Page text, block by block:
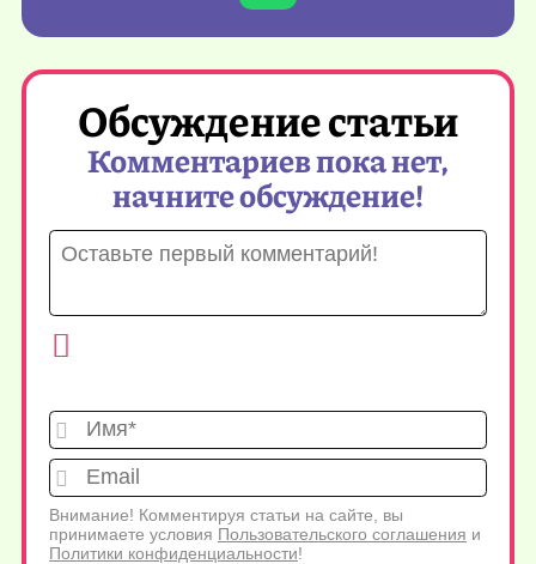
Обсуждение статьи
Комментариев пока нет,
начните обсуждение!
Имя*
Внимание! Комментируя статьи на сайте, вы
принимаете условия Пользовательского соглашения и
Политики конфиденциальности!